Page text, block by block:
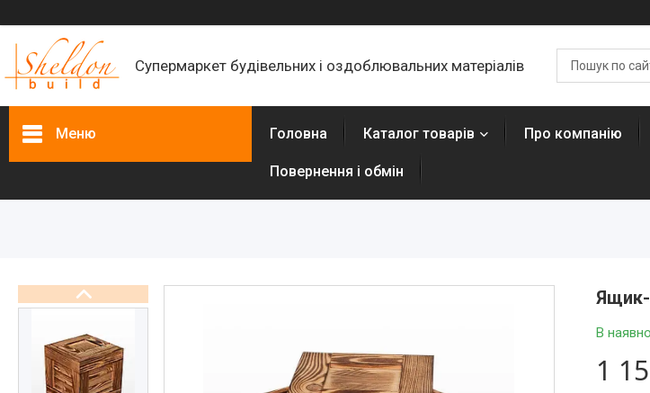
Супермаркет будівельних і оздоблювальних матеріалів
Меню Головна Каталог товарів Про компанію
Повернення і обмін
Ящик-
В
1